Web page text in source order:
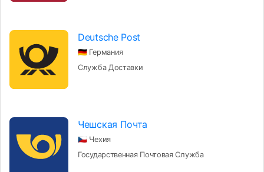
Deutsche Post
🇩🇪 Германия
Служба Доставки
Чешская Почта
🇨🇿 Чехия
Государственная Почтовая Служба